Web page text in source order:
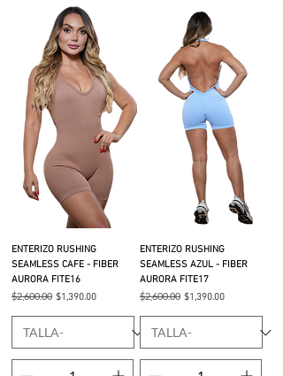
ENTERIZO RUSHING
SEAMLESS CAFE - FIBER
AURORA FITE16
Precio
$2,600.00 Precio de oferta
$1,390.00
ENTERIZO RUSHING
SEAMLESS AZUL - FIBER
AURORA FITE17
Precio
$2,600.00 Precio de oferta
$1,390.00